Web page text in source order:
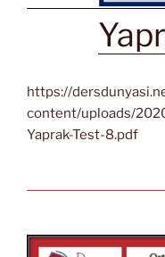
https://
content/uploads/
Yaprak-Test-8.pdf